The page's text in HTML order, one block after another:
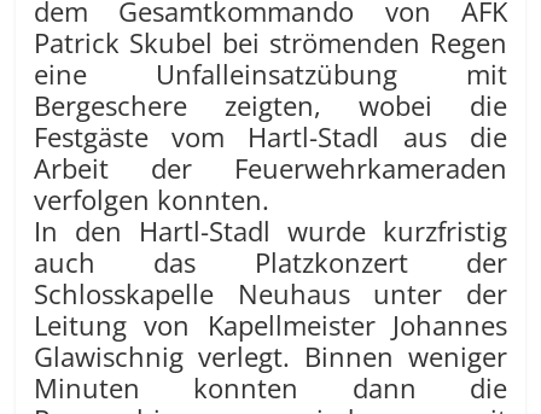
dem Gesamtkommando von AFK
Patrick Skubel bei strömenden Regen
eine Unfalleinsatzübung mit
Bergeschere zeigten, wobei die
Festgäste vom Hartl-Stadl aus die
Arbeit der Feuerwehrkameraden
verfolgen konnten.
In den Hartl-Stadl wurde kurzfristig
auch das Platzkonzert der
Schlosskapelle Neuhaus unter der
Leitung von Kapellmeister Johannes
Glawischnig verlegt. Binnen weniger
Minuten konnten dann die